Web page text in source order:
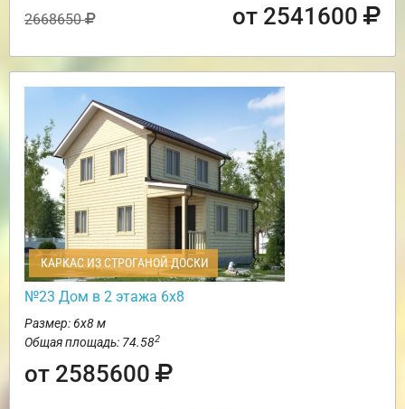
2668650 от 2541600
КАРКАС ИЗ СТРОГАНОЙ ДОСКИ
№23 Дом в 2 этажа 6х8
Размер: 6х8 м
Общая площадь: 74.582
от 2585600